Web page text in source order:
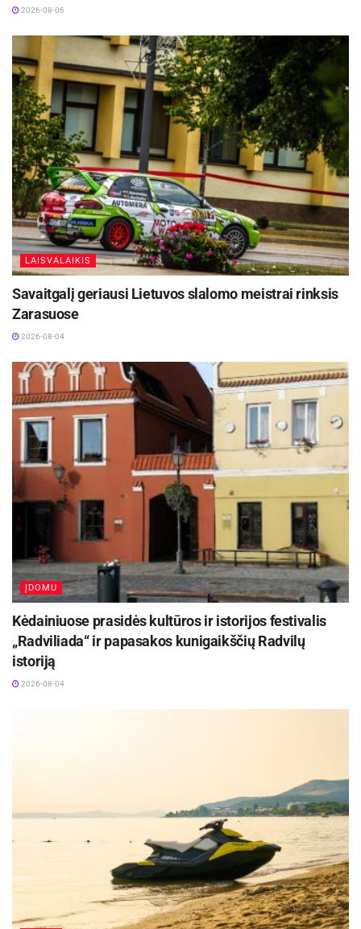
Šaltinis: Kauno rajono savivaldybė
2026-08-06
LAISVALAIKIS
Savaitgalį geriausi Lietuvos slalomo meistrai rinksis
Zarasuose
2026-08-04
ĮDOMU
Kėdainiuose prasidės kultūros ir istorijos festivalis
„Radviliada“ ir papasakos kunigaikščių Radvilų
istoriją
2026-08-04